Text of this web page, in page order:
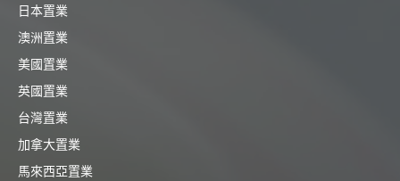
日本置業
澳洲置業
美國置業
英國置業
台灣置業
加拿大置業
馬來西亞置業